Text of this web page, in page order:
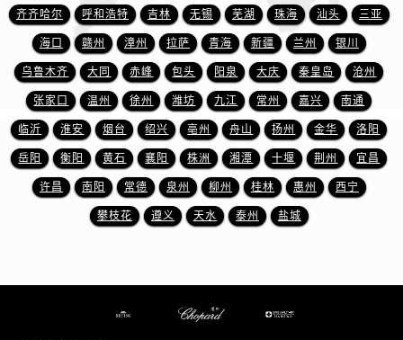
浙江省绍兴市越城区胜利东路379号世茂天际中心写字楼8层805室萧邦售后服务中心（需提前预约）
浙江省舟山市定海区解放东路萧邦售后服务中心（需提前预约）
澳门特别行政区大堂区议事亭前地（新马路）萧邦售后服务中心（需提前预约）
澳门特别行政区风顺堂区南湾大马路萧邦售后服务中心（需提前预约）
澳门特别行政区花地玛堂区关闸广场萧邦售后服务中心（需提前预约）
澳门特别行政区花王堂区大三巴商圈萧邦售后服务中心（需提前预约）
澳门特别行政区嘉模堂区官也街萧邦售后服务中心（需提前预约）
澳门省路氹城市金光大道萧邦售后服务中心（需提前预约）
齐齐哈尔 呼和浩特 吉林 无锡 芜湖 珠海 汕头 三亚
海口 赣州 漳州 拉萨 青海 新疆 兰州 银川
乌鲁木齐 大同 赤峰 包头 阳泉 大庆 秦皇岛 沧州
张家口 温州 徐州 潍坊 九江 常州 嘉兴 南通
临沂 淮安 烟台 绍兴 亳州 舟山 扬州 金华 洛阳
岳阳 衡阳 黄石 襄阳 株洲 湘潭 十堰 荆州 宜昌
许昌 南阳 常德 泉州 柳州 桂林 惠州 西宁
攀枝花 遵义 天水 泰州 盐城